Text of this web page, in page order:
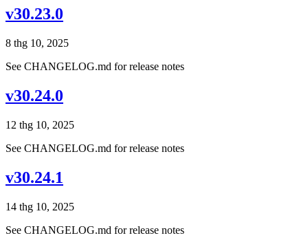
v30.23.0
8 thg 10, 2025
See CHANGELOG.md for release notes
v30.24.0
12 thg 10, 2025
See CHANGELOG.md for release notes
v30.24.1
14 thg 10, 2025
See CHANGELOG.md for release notes